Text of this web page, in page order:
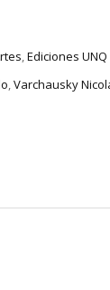
,Ediciones UNQ
,Varchausky